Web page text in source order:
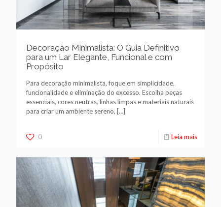
Decoração Minimalista: O Guia Definitivo
para um Lar Elegante, Funcional e com
Propósito
Para decoração minimalista, foque em simplicidade,
funcionalidade e eliminação do excesso. Escolha peças
essenciais, cores neutras, linhas limpas e materiais naturais
para criar um ambiente sereno, […]
0 Leia mais